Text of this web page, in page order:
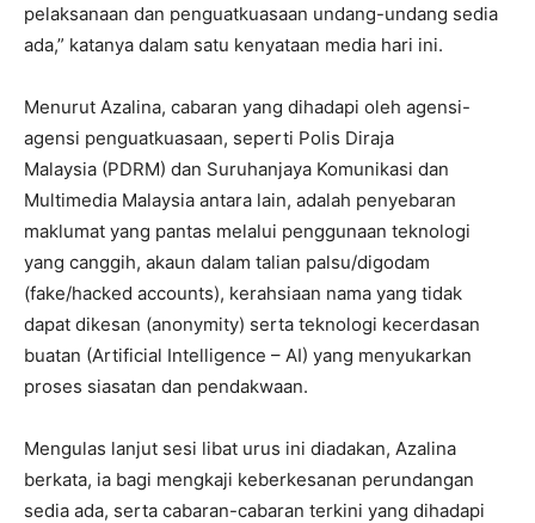
pelaksanaan dan penguatkuasaan undang-undang sedia
ada,” katanya dalam satu kenyataan media hari ini.
Menurut Azalina, cabaran yang dihadapi oleh agensi-
agensi penguatkuasaan, seperti Polis Diraja
Malaysia (PDRM) dan Suruhanjaya Komunikasi dan
Multimedia Malaysia antara lain, adalah penyebaran
maklumat yang pantas melalui penggunaan teknologi
yang canggih, akaun dalam talian palsu/digodam
(fake/hacked accounts), kerahsiaan nama yang tidak
dapat dikesan (anonymity) serta teknologi kecerdasan
buatan (Artificial Intelligence – AI) yang menyukarkan
proses siasatan dan pendakwaan.
Mengulas lanjut sesi libat urus ini diadakan, Azalina
berkata, ia bagi mengkaji keberkesanan perundangan
sedia ada, serta cabaran-cabaran terkini yang dihadapi